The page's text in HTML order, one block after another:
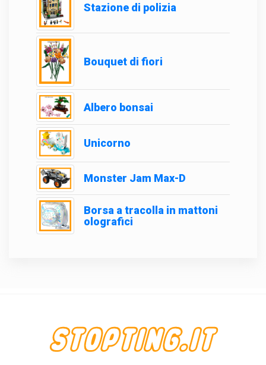
Stazione di polizia
Bouquet di fiori
Albero bonsai
Unicorno
Monster Jam Max-D
Borsa a tracolla in mattoni
olografici